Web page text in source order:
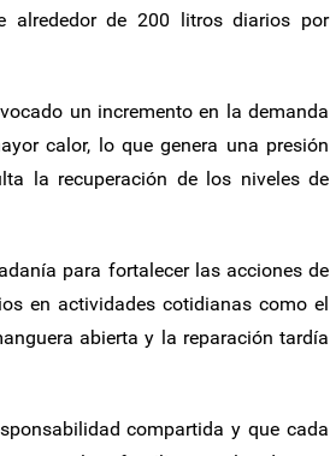
alrededor de 200 litros diarios por
un incremento en la demanda
calor, lo que genera una presión
la recuperación de los niveles de
para fortalecer las acciones de
en actividades cotidianas como el
abierta y la reparación tardía
compartida y que cada